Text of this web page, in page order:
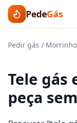
PedeGás
Pedir gás /
Tele gás
peça